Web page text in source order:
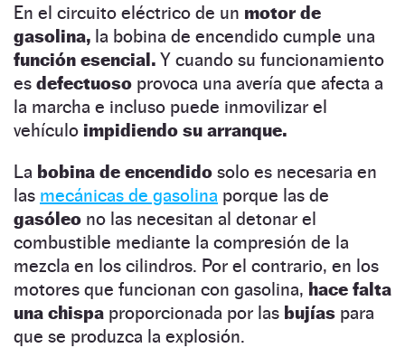
En el circuito eléctrico de un motor de
gasolina, la bobina de encendido cumple una
función esencial. Y cuando su funcionamiento
es defectuoso provoca una avería que afecta a
la marcha e incluso puede inmovilizar el
vehículo impidiendo su arranque.
La bobina de encendido solo es necesaria en
las mecánicas de gasolina porque las de
gasóleo no las necesitan al detonar el
combustible mediante la compresión de la
mezcla en los cilindros. Por el contrario, en los
motores que funcionan con gasolina, hace falta
una chispa proporcionada por las bujías para
que se produzca la explosión.